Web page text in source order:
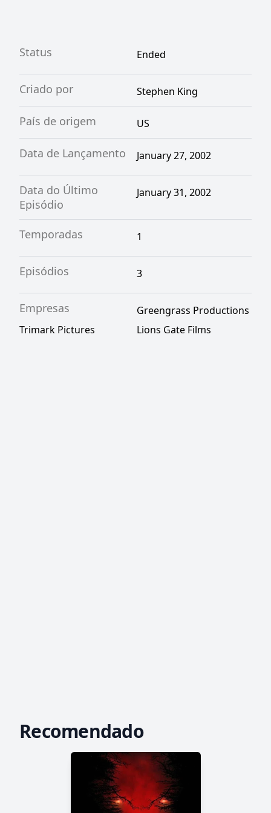
Status Ended
Criado por Stephen King
País de origem US
Data de Lançamento January 27, 2002
Data do Último
Episódio
January 31, 2002
Temporadas 1
Episódios 3
Empresas
Greengrass Productions
Trimark Pictures
Lions Gate Films
Recomendado